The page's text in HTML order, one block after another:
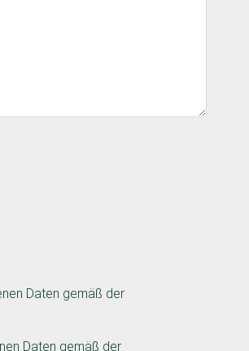
Daten gemäß der
Daten gemäß der